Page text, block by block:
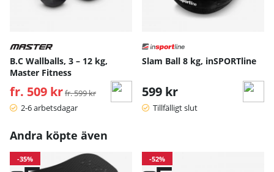
B.C Wallballs, 3 – 12 kg,
Master Fitness
fr. 509 kr Ordinarie pris:
fr. 599 kr
2-6 arbetsdagar
Slam Ball 8 kg, inSPORTline
599 kr
Tillfälligt slut
Andra köpte även
-35% -52%